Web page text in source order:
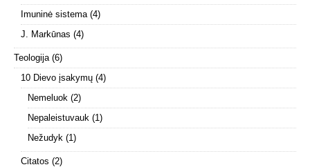
Imuninė sistema (4)
J. Markūnas (4)
Teologija (6)
10 Dievo įsakymų (4)
Nemeluok (2)
Nepaleistuvauk (1)
Nežudyk (1)
Citatos (2)